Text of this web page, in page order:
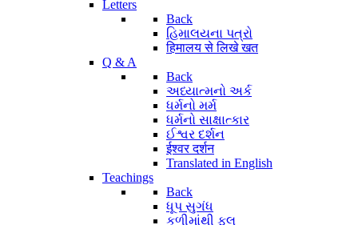
Letters
Back
હિમાલયના પત્રો
हिमालय से लिखे खत
Q & A
Back
અધ્યાત્મનો અર્ક
ધર્મનો મર્મ
ધર્મનો સાક્ષાત્કાર
ઈશ્વર દર્શન
ईश्वर दर्शन
Translated in English
Teachings
Back
ધૂપ સુગંધ
કળીમાંથી ફૂલ